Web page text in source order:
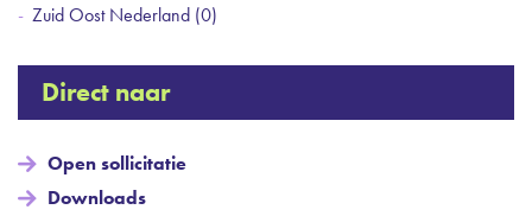
Zuid Oost Nederland (0)
Direct naar
Open sollicitatie
Downloads